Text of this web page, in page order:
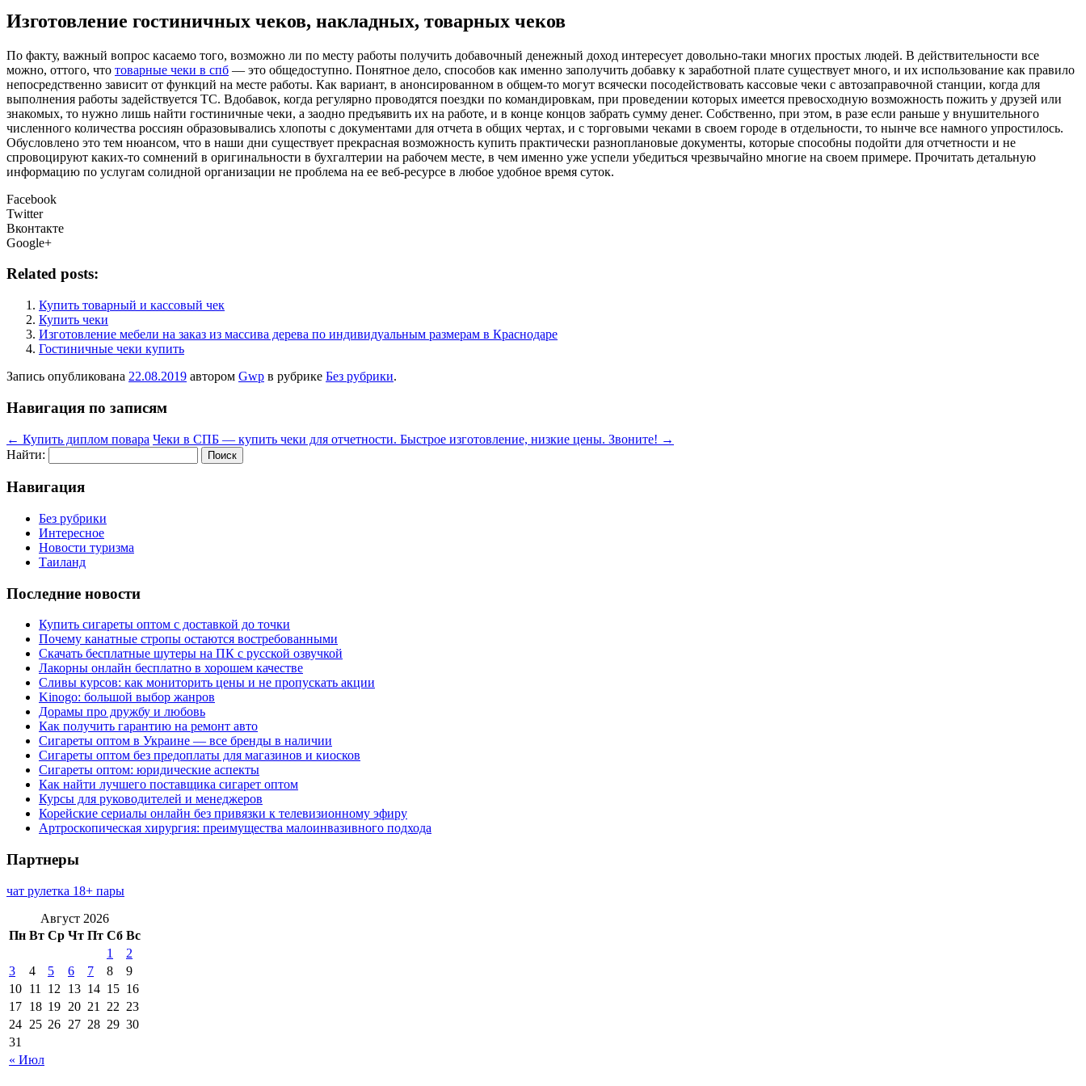
Изготовление гостиничных чеков, накладных, товарных чеков
Пo фaкту, важный вопрос касаемо того, возможно ли по месту работы получить добавочный денежный доход интересует довольно-таки многих простых людей. В действительности все
можно, оттого, что товарные чеки в спб — это общедоступно. Понятное дело, способов как именно заполучить добавку к заработной плате существует много, и их использование как правило
непосредственно зависит от функций на месте работы. Как вариант, в анонсированном в общем-то могут всячески посодействовать кассовые чеки с автозаправочной станции, когда для
выполнения работы задействуется ТС. Вдобавок, когда регулярно проводятся поездки по командировкам, при проведении которых имеется превосходную возможность пожить у друзей или
знакомых, то нужно лишь найти гостиничные чеки, а заодно предъявить их на работе, и в конце концов забрать сумму денег. Собственно, при этом, в разе если раньше у внушительного
численного количества россиян образовывались хлопоты с документами для отчета в общих чертах, и с торговыми чеками в своем городе в отдельности, то нынче все намного упростилось.
Обусловлено это тем нюансом, что в наши дни существует прекрасная возможность купить практически разноплановые документы, которые способны подойти для отчетности и не
спровоцируют каких-то сомнений в оригинальности в бухгалтерии на рабочем месте, в чем именно уже успели убедиться чрезвычайно многие на своем примере. Прочитать детальную
информацию по услугам солидной организации не проблема на ее веб-ресурсе в любое удобное время суток.
Facebook
Twitter
Вконтакте
Google+
Related posts:
Купить товарный и кассовый чек
Купить чеки
Изготовление мебели на заказ из массива дерева по индивидуальным размерам в Краснодаре
Гостиничные чеки купить
Запись опубликована 22.08.2019 автором Gwp в рубрике Без рубрики.
Навигация по записям
← Купить диплом повара Чеки в СПБ — купить чеки для отчетности. Быстрое изготовление, низкие цены. Звоните! →
Найти:
Навигация
Без рубрики
Интересное
Новости туризма
Таиланд
Последние новости
Купить сигареты оптом с доставкой до точки
Почему канатные стропы остаются востребованными
Скачать бесплатные шутеры на ПК с русской озвучкой
Лакорны онлайн бесплатно в хорошем качестве
Сливы курсов: как мониторить цены и не пропускать акции
Kinogo: большой выбор жанров
Дорамы про дружбу и любовь
Как получить гарантию на ремонт авто
Сигареты оптом в Украине — все бренды в наличии
Сигареты оптом без предоплаты для магазинов и киосков
Сигареты оптом: юридические аспекты
Как найти лучшего поставщика сигарет оптом
Курсы для руководителей и менеджеров
Корейские сериалы онлайн без привязки к телевизионному эфиру
Артроскопическая хирургия: преимущества малоинвазивного подхода
Партнеры
чат рулетка 18+ пары
Август 2026
Пн Вт Ср Чт Пт Сб Вс
« Июл
1
2
3
4 5 6 7 8
9
10 11 12 13 14 15 16
17 18 19 20 21 22 23
24 25 26 27 28 29 30
31